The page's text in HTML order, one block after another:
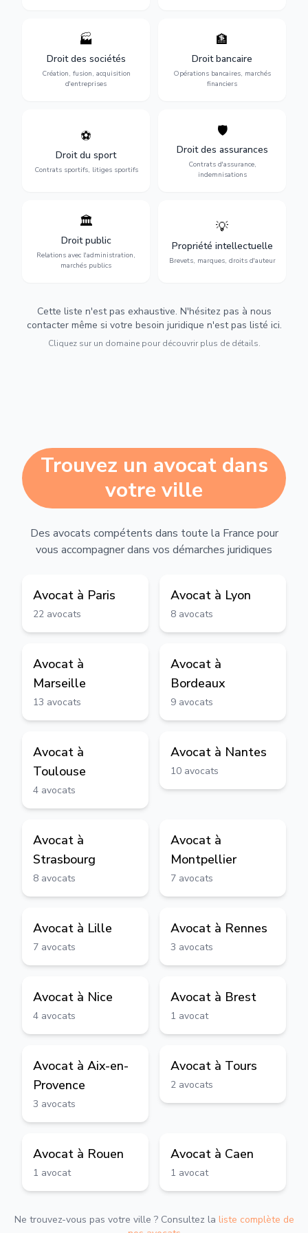
🏭
Droit des sociétés
Création, fusion, acquisition
d'entreprises
Structuration de votre
société : création, fusion-
acquisition, gouvernance et
restructuration.
🏦
Droit bancaire
Opérations bancaires, marchés
financiers
Gestion de vos opérations
financières : contentieux
bancaire, investissements et
régulation.
⚽
Droit du sport
Contrats sportifs, litiges sportifs
Expertise en droit sportif :
transferts, sponsoring et
contentieux.
🛡️
Droit des assurances
Contrats d'assurance,
indemnisations
Défense de vos intérêts :
contrats d'assurance,
sinistres et indemnisations
optimales.
🏛️
Droit public
Relations avec l'administration,
marchés publics
Gestion de vos relations
avec l'administration :
marchés publics,
urbanisme et contentieux.
💡
Propriété intellectuelle
Brevets, marques, droits d'auteur
Protection de vos créations
d'auteur et lutte contre la
contrefaçon.
Cette liste n'est pas exhaustive. N'hésitez pas à nous
contacter même si votre besoin juridique n'est pas listé ici.
Cliquez sur un domaine pour découvrir plus de détails.
Trouvez un avocat dans
votre ville
Des avocats compétents dans toute la France pour
vous accompagner dans vos démarches juridiques
Avocat à Paris
22 avocats
Avocat à Lyon
8 avocats
Avocat à
Marseille
13 avocats
Avocat à
Bordeaux
9 avocats
Avocat à
Toulouse
4 avocats
Avocat à Nantes
10 avocats
Avocat à
Strasbourg
8 avocats
Avocat à
Montpellier
7 avocats
Avocat à Lille
7 avocats
Avocat à Rennes
3 avocats
Avocat à Nice
4 avocats
Avocat à Brest
1 avocat
Avocat à Aix-en-
Provence
3 avocats
Avocat à Tours
2 avocats
Avocat à Rouen
1 avocat
Avocat à Caen
1 avocat
Ne trouvez-vous pas votre ville ? Consultez la liste complète de